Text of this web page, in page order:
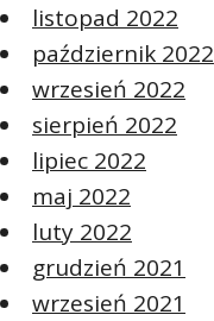
listopad 2022
październik 2022
wrzesień 2022
sierpień 2022
lipiec 2022
maj 2022
luty 2022
grudzień 2021
wrzesień 2021